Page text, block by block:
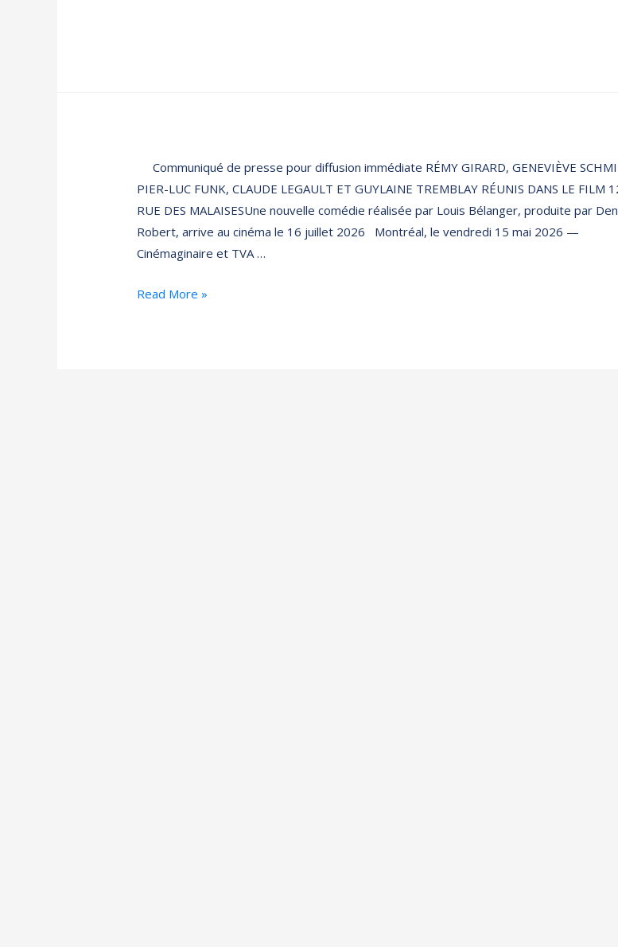
Communiqué de presse pour diffusion immédiate RÉMY GIRARD, GENEVIÈVE
PIER-LUC FUNK, CLAUDE LEGAULT ET GUYLAINE TREMBLAY RÉUNIS DANS LE FILM
RUE DES MALAISESUne nouvelle comédie réalisée par Louis Bélanger, produite par
Robert, arrive au cinéma le 16 juillet 2026 Montréal, le vendredi 15 mai 2026 —
Cinémaginaire et TVA …
Read More »